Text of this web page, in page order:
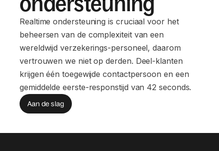
Realtime ondersteuning is cruciaal voor het
beheersen van de complexiteit van een
wereldwijd verzekerings-personeel, daarom
vertrouwen we niet op derden. Deel-klanten
krijgen één toegewijde contactpersoon en een
gemiddelde eerste-responstijd van 42 seconds.
Aan de slag